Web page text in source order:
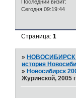
Последний визит:
Сегодня 09:19:44
Страница:1
» НОВОСИБИРСК
история
» Новосибирск
Журинской, 2005